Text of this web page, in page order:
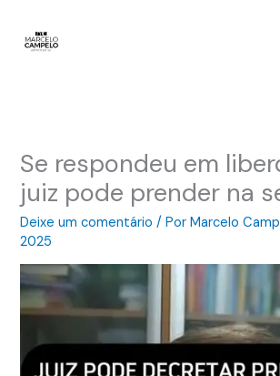
Se respondeu em
juiz pode prender na
Deixe um comentário / PorMarcelo
2025
Tocador
de
vídeo